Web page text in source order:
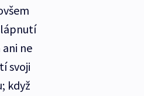
ne
svoji
když